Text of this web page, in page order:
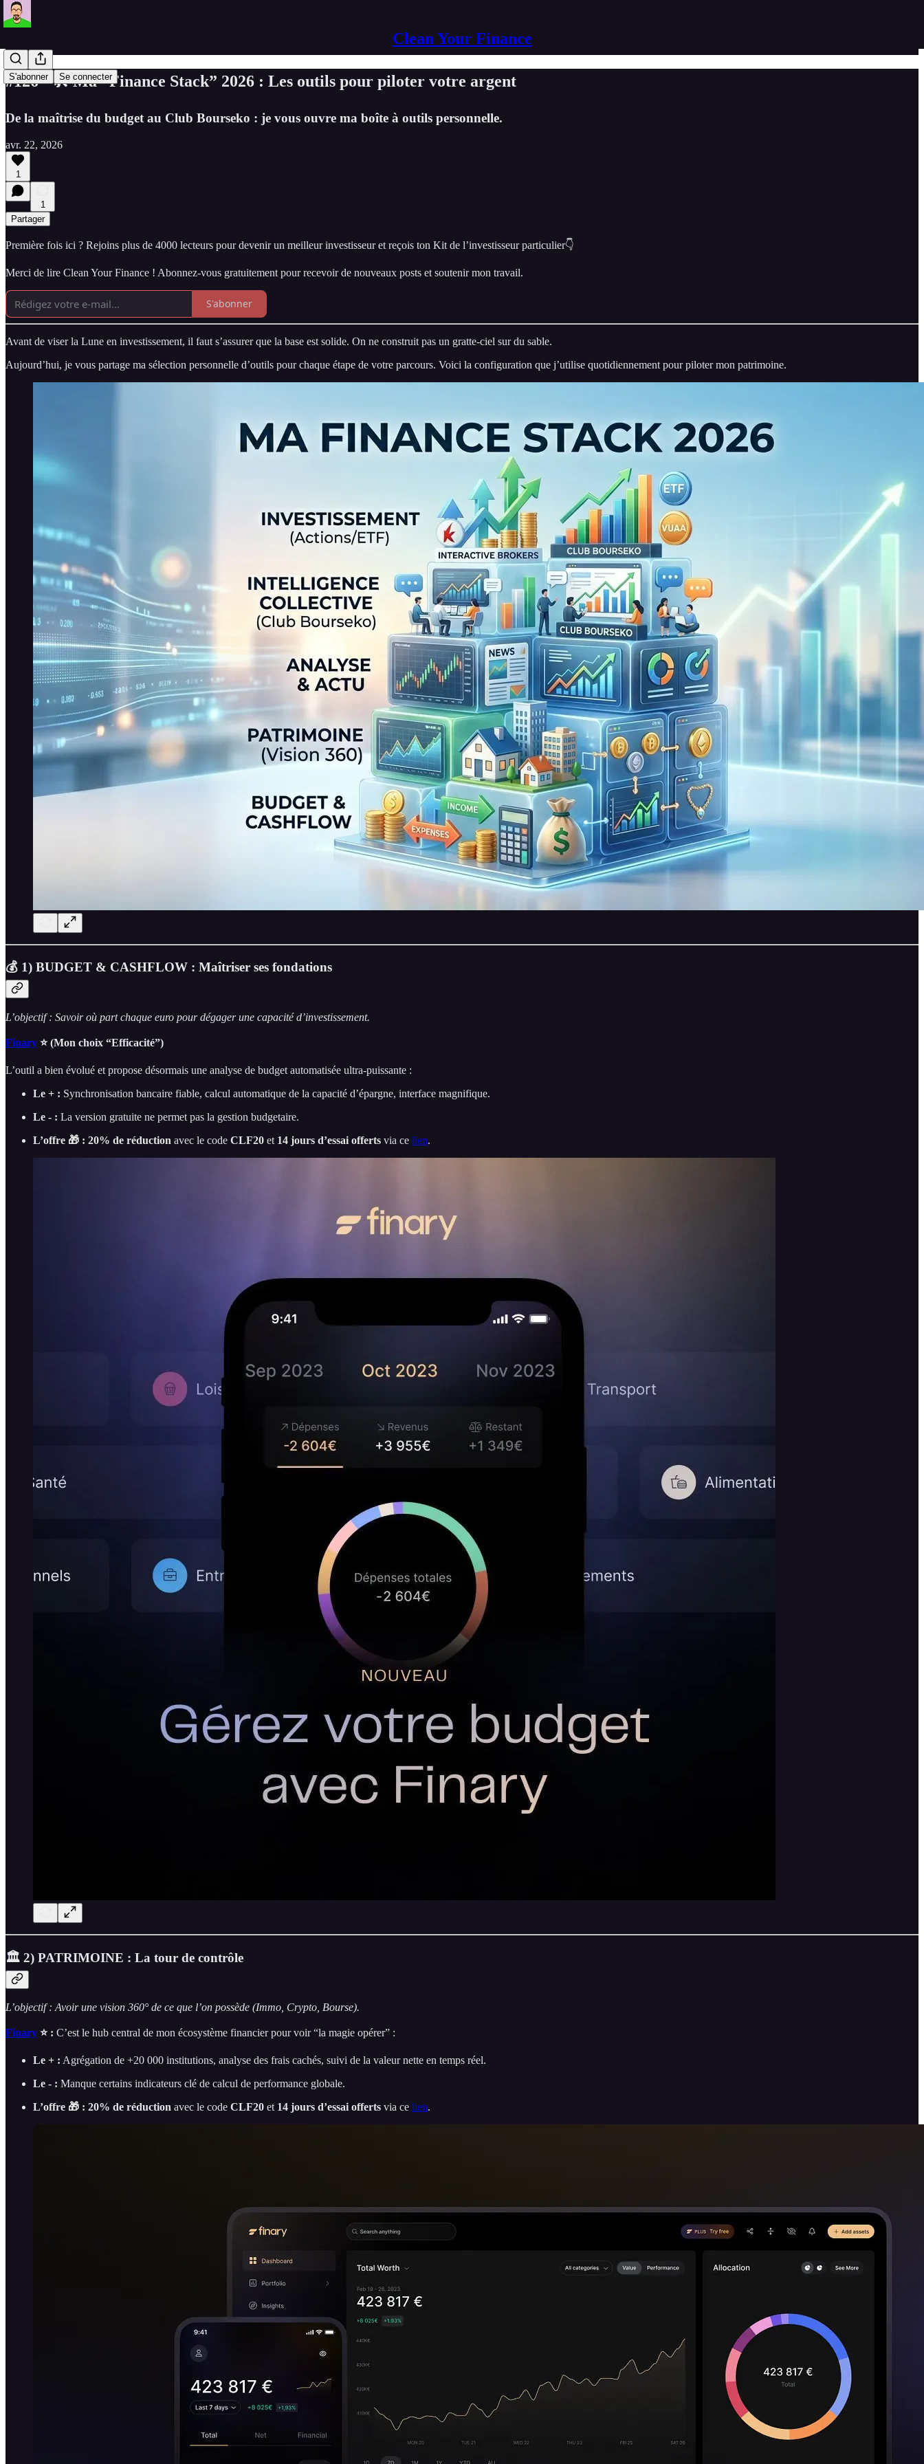
Clean Your Finance
S'abonner Se connecter
#126 - 🛠️ Ma “Finance Stack” 2026 : Les outils pour piloter votre argent
De la maîtrise du budget au Club Bourseko : je vous ouvre ma boîte à outils personnelle.
avr. 22, 2026
1
1
Partager
Première fois ici ? Rejoins plus de 4000 lecteurs pour devenir un meilleur investisseur et reçois ton Kit de l’investisseur particulier👇
Merci de lire Clean Your Finance ! Abonnez-vous gratuitement pour recevoir de nouveaux posts et soutenir mon travail.
S'abonner
Avant de viser la Lune en investissement, il faut s’assurer que la base est solide. On ne construit pas un gratte-ciel sur du sable.
Aujourd’hui, je vous partage ma sélection personnelle d’outils pour chaque étape de votre parcours. Voici la configuration que j’utilise quotidiennement pour piloter mon patrimoine.
💰 1) BUDGET & CASHFLOW : Maîtriser ses fondations
L’objectif : Savoir où part chaque euro pour dégager une capacité d’investissement.
Finary ⭐ (Mon choix “Efficacité”)
L’outil a bien évolué et propose désormais une analyse de budget automatisée ultra-puissante :
Le + : Synchronisation bancaire fiable, calcul automatique de la capacité d’épargne, interface magnifique.
Le - : La version gratuite ne permet pas la gestion budgetaire.
L’offre 🎁 : 20% de réduction avec le code CLF20 et 14 jours d’essai offerts via ce lien.
🏛️ 2) PATRIMOINE : La tour de contrôle
L’objectif : Avoir une vision 360° de ce que l’on possède (Immo, Crypto, Bourse).
Finary ⭐ : C’est le hub central de mon écosystème financier pour voir “la magie opérer” :
Le + : Agrégation de +20 000 institutions, analyse des frais cachés, suivi de la valeur nette en temps réel.
Le - : Manque certains indicateurs clé de calcul de performance globale.
L’offre 🎁 : 20% de réduction avec le code CLF20 et 14 jours d’essai offerts via ce lien.